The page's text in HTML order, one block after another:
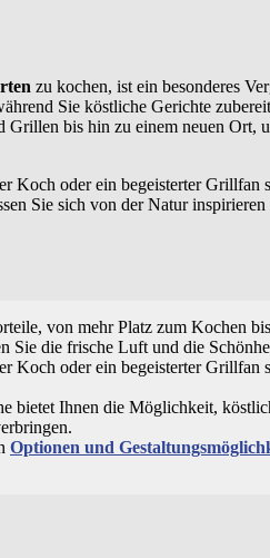
zu kochen, ist ein besonderes
Sie köstliche Gerichte
Grillen bis hin zu einem neuen Ort,
Koch oder ein begeisterter
Sie sich von der Natur inspirieren
von mehr Platz zum Kochen
Sie die frische Luft und die
Koch oder ein begeisterter
bietet Ihnen die Möglichkeit,
Optionen und